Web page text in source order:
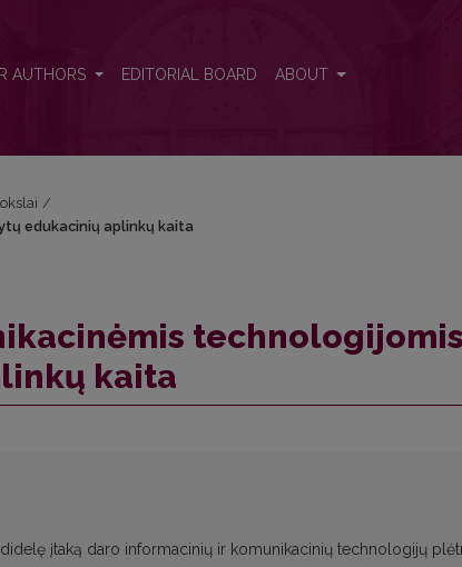
AUTHORS EDITORIAL BOARD ABOUT
/
edukacinių aplinkų kaita
kaita
įtaką daro informacinių ir komunikacinių technologijų